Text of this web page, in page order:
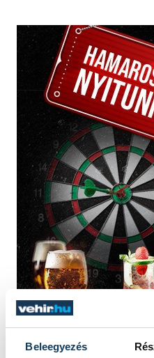
Beleegyezés